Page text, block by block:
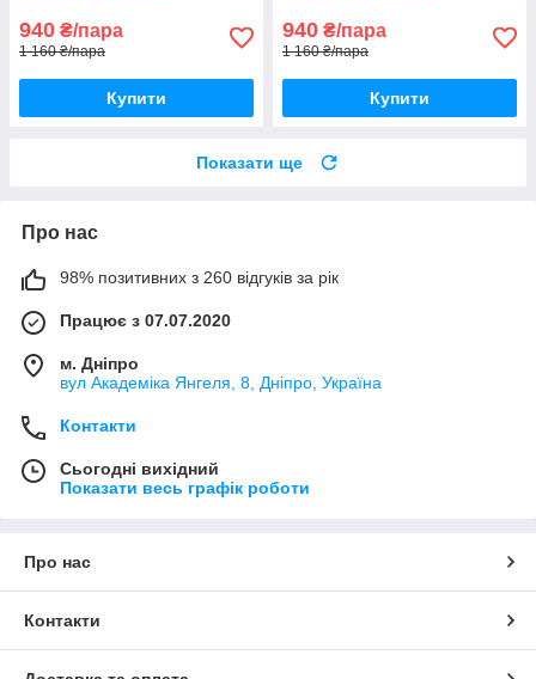
940 ₴/пара
1 160 ₴/пара
Купити
940 ₴/пара
1 160 ₴/пара
Купити
Показати ще
Про нас
98% позитивних з 260 відгуків за рік
Працює з 07.07.2020
м. Дніпро
вул Академіка Янгеля, 8, Дніпро, Україна
Контакти
Сьогодні вихідний
Показати весь графік роботи
Про нас
Контакти